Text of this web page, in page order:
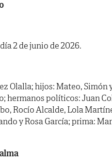
2 de junio de 2026.
Olalla; hijos: Mateo, Simón
hermanos políticos: Juan
Rocío Alcalde, Lola
y Rosa García; prima: